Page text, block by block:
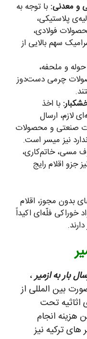
و معدنی: با توجه به
پلاستیکی،
فولادی،
سهم بالایی از
حوله و ملحفه،
چرمی دست‌دوز
با اخذ
لازم، ارسال
صنعتی و محصولات
نیز میسر است.
مسی، خاتم‌کاری،
جزو اقلام رایج
بدون مجوز، اقلام
خوراکی فلّه‌ای اکیداً
بار به ازمیر،
بین المللی از
اثاثیه تحت
هزینه انجام
های ترکیه نیز